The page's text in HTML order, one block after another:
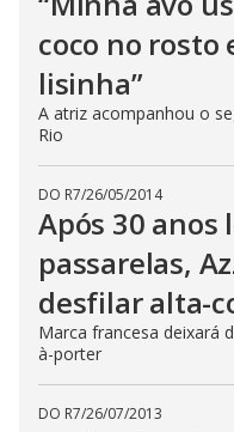
coco no rosto
lisinha”
A atriz acompanhou o
Rio
DO R7/26/05/2014
Após 30 anos
passarelas,
desfilar alta-
Marca francesa deixará
à-porter
DO R7/26/07/2013